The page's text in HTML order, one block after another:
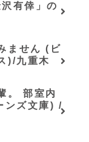
有倖」の
ません (ビ
)/九重木
。 部室内
ンズ文庫) /